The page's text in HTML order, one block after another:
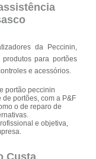
da Peccinin,
para portões
e acessórios.
portão peccinin
portões, com a P&F
o de reparo de
e objetiva,
Custa